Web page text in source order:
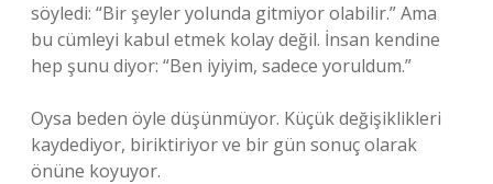
söyledi: “Bir şeyler yolunda gitmiyor olabilir.” Ama
bu cümleyi kabul etmek kolay değil. İnsan kendine
hep şunu diyor: “Ben iyiyim, sadece yoruldum.”
Oysa beden öyle düşünmüyor. Küçük değişiklikleri
kaydediyor, biriktiriyor ve bir gün sonuç olarak
önüne koyuyor.